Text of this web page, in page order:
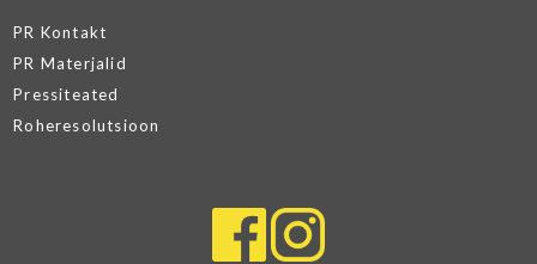
PR Kontakt
PR Materjalid
Pressiteated
Roheresolutsioon